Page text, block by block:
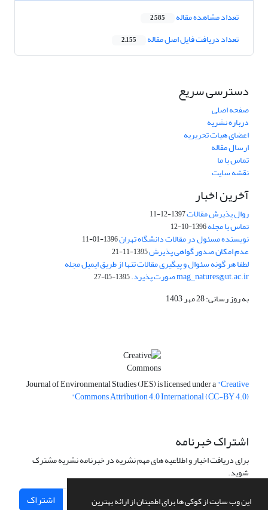
این وب سایت از کوکی ها برای اطمینان از ارائه بهترین
تعداد مشاهده مقاله 2,585
تعداد دریافت فایل اصل مقاله 2,155
دسترسی سریع
صفحه اصلی
درباره نشریه
اعضای هیات تحریریه
ارسال مقاله
تماس با ما
نقشه سایت
آخرین اخبار
روال پذیرش مقالات1397-12-11
تماس با مجله1396-10-12
نویسنده مسئول در مقالات دانشگاه تهران1396-01-11
عدم امکان صدور گواهی پذیرش1395-11-21
لطفا هر گونه سئوال و پیگیری مقالات تنها از طریق ایمیل مجله
mag_natures@ut.ac.ir صورت پذیرد. 1395-05-27
به روز رسانی: 28 مهر 1403
Journal of Environmental Studies (JES) is licensed under a"Creative
Commons Attribution 4.0 International (CC-BY 4.0)"
اشتراک خبرنامه
برای دریافت اخبار و اطلاعیه های مهم نشریه در خبرنامه نشریه مشترک
شوید.
اشتراک